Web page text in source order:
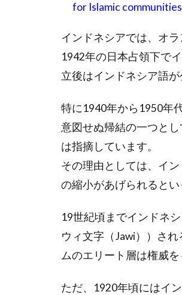
for Islamic
インドネシアでは、オ
1942年の日本占領下で
立後はインドネシア語
特に1940年から1950年
意図せぬ帰結の一つと
は指摘しています。
その理由としては、イ
の縮小があげられるとい
19世紀頃までインドネ
ウィ文字（Jawi））さ
ムのエリート層は権威を
ただ、1920年頃にはイ